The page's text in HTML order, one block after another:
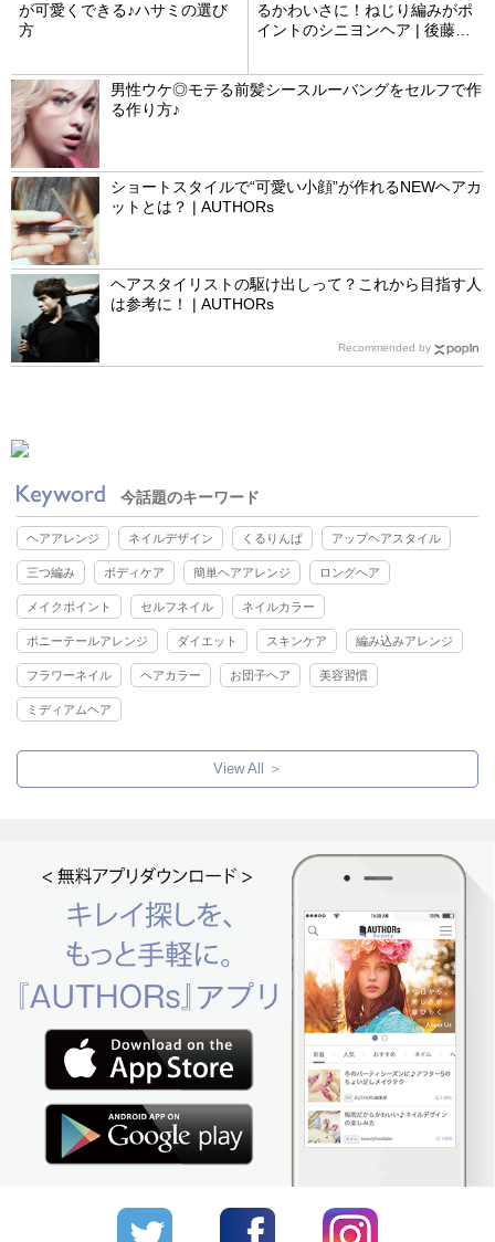
が可愛くできる♪ハサミの選び
方
るかわいさに！ねじり編みがポ
イントのシニヨンヘア | 後藤一
男性ウケ◎モテる前髪シースルーバングをセルフで作
る作り方♪
ショートスタイルで“可愛い小顔”が作れるNEWヘアカ
ットとは？ | AUTHORs
ヘアスタイリストの駆け出しって？これから目指す人
は参考に！ | AUTHORs
Recommended by
今話題のキーワード
ヘアアレンジ ネイルデザイン くるりんぱ アップヘアスタイル
三つ編み ボディケア 簡単ヘアアレンジ ロングヘア
メイクポイント セルフネイル ネイルカラー
ポニーテールアレンジ ダイエット スキンケア 編み込みアレンジ
フラワーネイル ヘアカラー お団子ヘア 美容習慣
ミディアムヘア
View All ＞